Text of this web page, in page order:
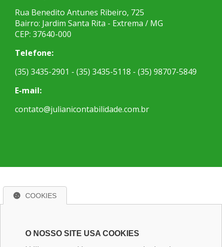
Rua Benedito Antunes Ribeiro, 725
Bairro: Jardim Santa Rita - Extrema / MG
CEP: 37640-000
Telefone:
(35) 3435-2901 - (35) 3435-5118 - (35) 98707-5849
E-mail:
contato@julianicontabilidade.com.br
COOKIES
O NOSSO SITE USA COOKIES